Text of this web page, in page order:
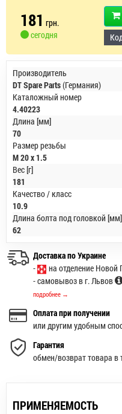
181 грн.
сегодня
Производитель
DT Spare Parts(Германия)
Каталожный номер
4.40223
Длина [мм]
70
Размер резьбы
M 20 x 1.5
Вес [г]
181
Качество / класс
10.9
Длина болта под головкой [мм]
62
Доставка по Украине
-
на отделение
- самовывоз в г. Львов
подробнее →
Оплата при получении
или другим удобным
Гарантия
обмен/возврат товара в
ПРИМЕНЯЕМОСТЬ